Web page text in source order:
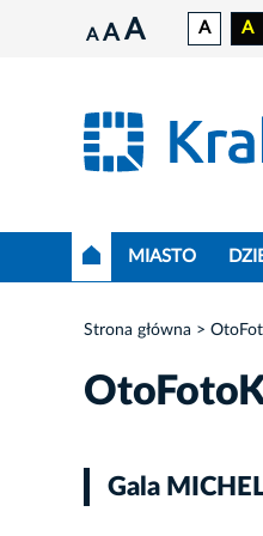
A A A A A
MIASTO
Strona główna
Gala